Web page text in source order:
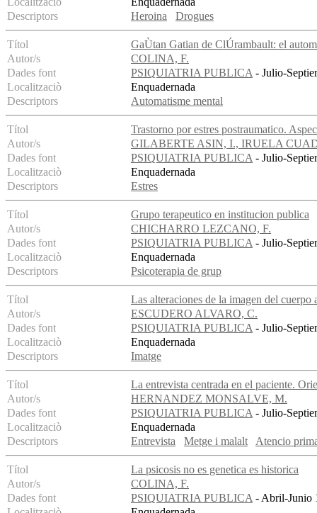
Descriptors
Heroina Drogues
Títol
GaÙtan Gatian de ClÚrambault: el
Autor/s
COLINA, F.
Dades font
PSIQUIATRIA PUBLICA- Julio-
Localitzaciò
Enquadernada
Descriptors
Automatisme mental
Títol
Trastorno por estres postraumatico.
Autor/s
GILABERTE ASIN, I., IRUELA
Dades font
PSIQUIATRIA PUBLICA- Julio-
Localitzaciò
Enquadernada
Descriptors
Estres
Títol
Grupo terapeutico en institucion publica
Autor/s
CHICHARRO LEZCANO, F.
Dades font
PSIQUIATRIA PUBLICA- Julio-
Localitzaciò
Enquadernada
Descriptors
Psicoterapia de grup
Títol
Las alteraciones de la imagen del cuerpo
Autor/s
ESCUDERO ALVARO, C.
Dades font
PSIQUIATRIA PUBLICA- Julio-
Localitzaciò
Enquadernada
Descriptors
Imatge
Títol
La entrevista centrada en el paciente.
Autor/s
HERNANDEZ MONSALVE, M.
Dades font
PSIQUIATRIA PUBLICA- Julio-
Localitzaciò
Enquadernada
Descriptors
Entrevista Metge i malalt Atencio
Títol
La psicosis no es genetica es historica
Autor/s
COLINA, F.
Dades font
PSIQUIATRIA PUBLICA- Abril-Junio